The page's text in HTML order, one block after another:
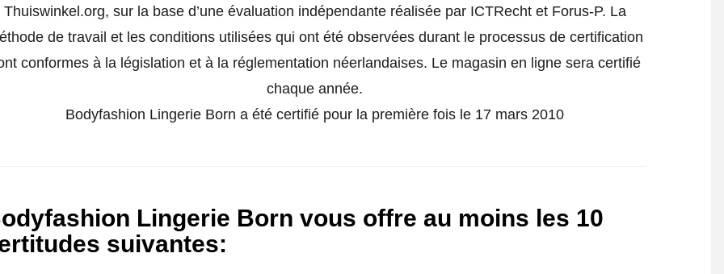
Thuiswinkel.org, sur la base d’une évaluation indépendante réalisée par ICTRecht et Forus-P. La
de travail et les conditions utilisées qui ont été observées durant le processus de certification
conformes à la législation et à la réglementation néerlandaises. Le magasin en ligne sera certifié
chaque année.
Bodyfashion Lingerie Born a été certifié pour la première fois le 17 mars 2010
Lingerie Born vous offre au moins les 10
suivantes: